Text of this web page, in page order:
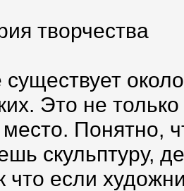
творчества
существует
Это не
Понятно,
скульптуру,
что если